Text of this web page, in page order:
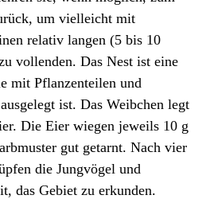
um vielleicht mit
relativ langen (5 bis 10
vollenden. Das Nest ist eine
mit Pflanzenteilen und
ist. Das Weibchen legt
Die Eier wiegen jeweils 10 g
gut getarnt. Nach vier
die Jungvögel und
das Gebiet zu erkunden.